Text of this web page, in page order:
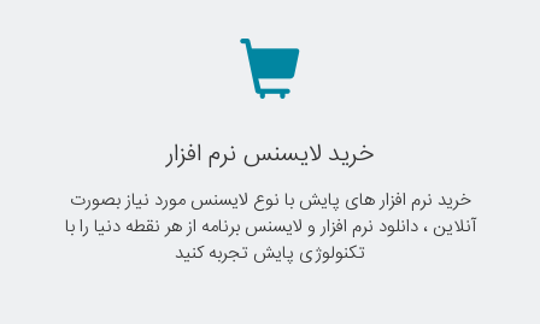
خرید لایسنس نرم افزار
خرید نرم افزار های پایش با نوع لایسنس مورد نیاز بصورت
آنلاین ، دانلود نرم افزار و لایسنس برنامه از هر نقطه دنیا را با
تکنولوژی پایش تجربه کنید